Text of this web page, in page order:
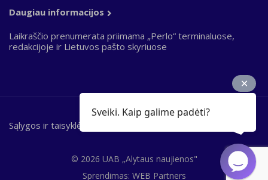
Daugiau informacijos
Laikraščio prenumerata priimama „Perlo“ terminaluose,
redakcijoje ir Lietuvos pašto skyriuose
© 2026 UAB „Alytaus naujienos"
Bottom
Sąlygos ir taisyklės
Sprendimas: WEB Partners
Sveiki. Kaip galime padėti?